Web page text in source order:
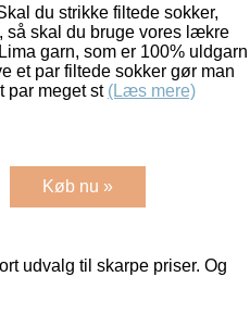
du strikke filtede sokker,
så skal du bruge vores lækre
garn, som er 100% uldgarn
et par filtede sokker gør man
par meget st (Læs mere)
Køb nu »
udvalg til skarpe priser. Og